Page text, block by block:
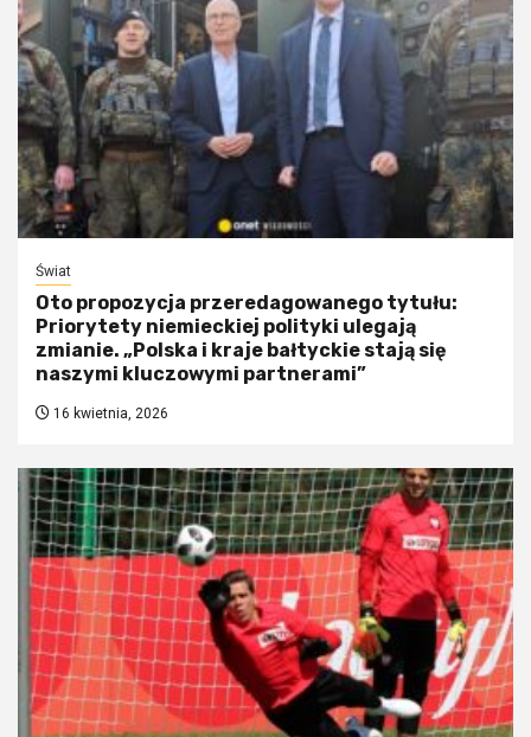
Świat
Oto propozycja przeredagowanego tytułu:
Priorytety niemieckiej polityki ulegają
zmianie. „Polska i kraje bałtyckie stają się
naszymi kluczowymi partnerami”
16 kwietnia, 2026